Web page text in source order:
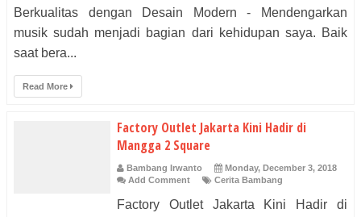
Berkualitas dengan Desain Modern - Mendengarkan
musik sudah menjadi bagian dari kehidupan saya. Baik
saat bera...
Read More
Factory Outlet Jakarta Kini Hadir di
Mangga 2 Square
Bambang Irwanto
Monday, December 3, 2018
Add Comment
Cerita Bambang
Factory Outlet Jakarta Kini Hadir di